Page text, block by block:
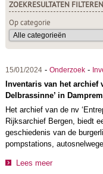
ZOEKRESULTATEN FILTEREN
Op categorie
15/01/2024- Onderzoek-
Inventaris van het archief
Delbrassinne’ in
Het archief van de nv
Rijksarchief Bergen, biedt
geschiedenis van de
pompstations,
Lees meer